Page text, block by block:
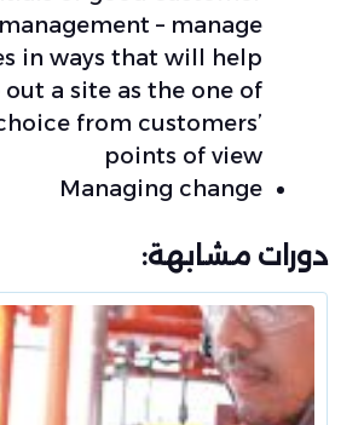
– manage
in ways that will help
a site as the one of
from customers’
points of view
Managing change
دورات مشابهة: